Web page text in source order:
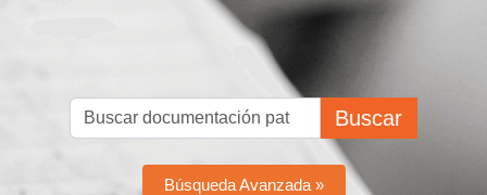
Buscar
Búsqueda Avanzada »